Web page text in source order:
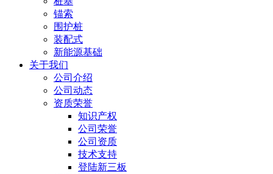
锚索
围护桩
装配式
新能源基础
关于我们
公司介绍
公司动态
资质荣誉
知识产权
公司荣誉
公司资质
技术支持
登陆新三板